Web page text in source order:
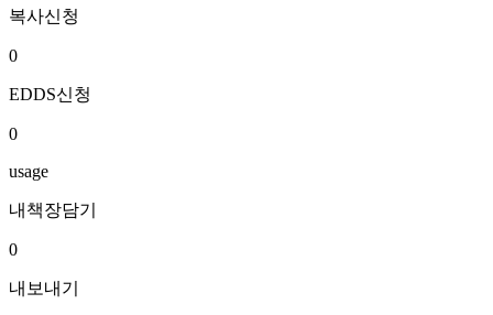
복사신청
0
EDDS신청
0
usage
내책장담기
0
내보내기